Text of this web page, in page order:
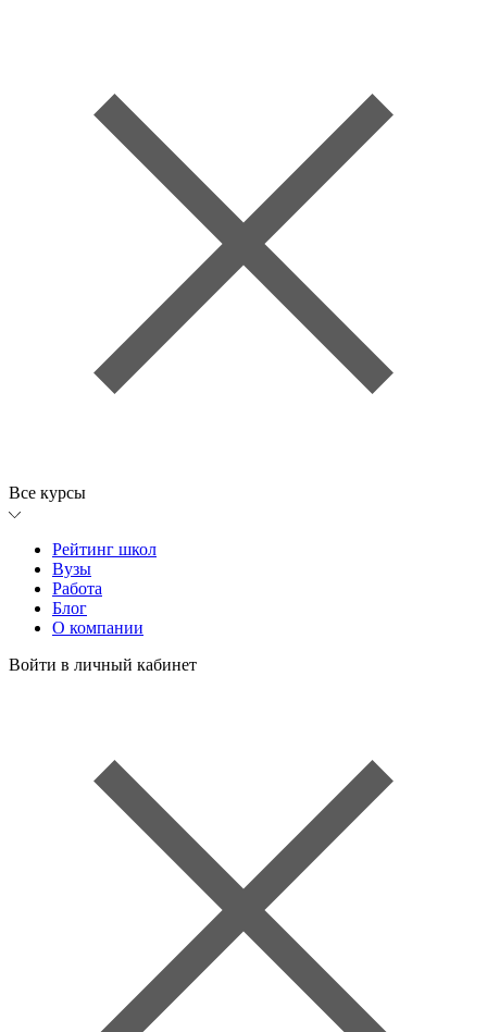
Все курсы
Рейтинг школ
Вузы
Работа
Блог
О компании
Войти в личный кабинет